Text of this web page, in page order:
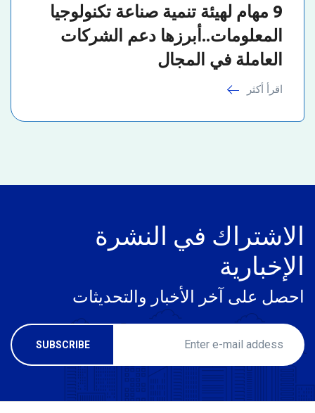
9 مهام لهيئة تنمية صناعة تكنولوجيا
المعلومات..أبرزها دعم الشركات
العاملة في المجال
اقرأ أكثر
الاشتراك في النشرة
الإخبارية
احصل على آخر الأخبار والتحديثات